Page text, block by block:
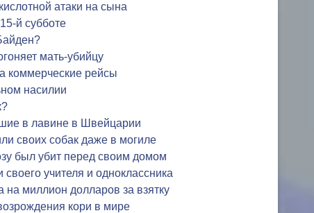
атаки на сына
й субботе
мать-убийцу
коммерческие рейсы
насилии
в лавине в Швейцарии
своих собак даже в могиле
был убит перед своим домом
учителя и одноклассника
миллион долларов за взятку
кори в мире